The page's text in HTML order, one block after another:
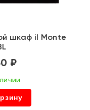
шкаф il Monte
₽